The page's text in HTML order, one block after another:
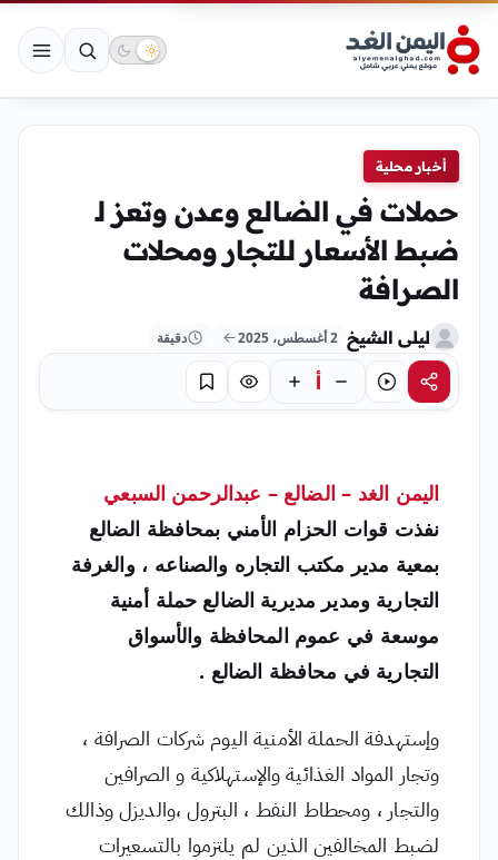
أخبار محلية
حملات في الضالع وعدن وتعز لـ
ضبط الأسعار للتجار ومحلات
الصرافة
ليلى الشيخ 2 أغسطس، 2025 دقيقة
مشاركةاستماع أ تركيز حفظ
اليمن الغد – الضالع – عبدالرحمن السبعي
نفذت قوات الحزام الأمني بمحافظة الضالع
بمعية مدير مكتب التجاره والصناعه ، والغرفة
التجارية ومدير مديرية الضالع حملة أمنية
موسعة في عموم المحافظة والأسواق
التجارية في محافظة الضالع .
وإستهدفة الحملة الأمنية اليوم شركات الصرافة ،
وتجار المواد الغذائية والإستهلاكية و الصرافين
والتجار ، ومحطاط النفط ، البترول ،والديزل وذالك
لضبط المخالفين الذين لم يلتزموا بالتسعيرات